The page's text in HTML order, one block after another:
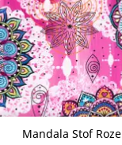
Mandala Stof Roze